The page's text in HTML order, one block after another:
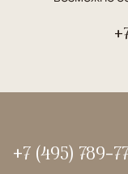
+7 (495) 789-